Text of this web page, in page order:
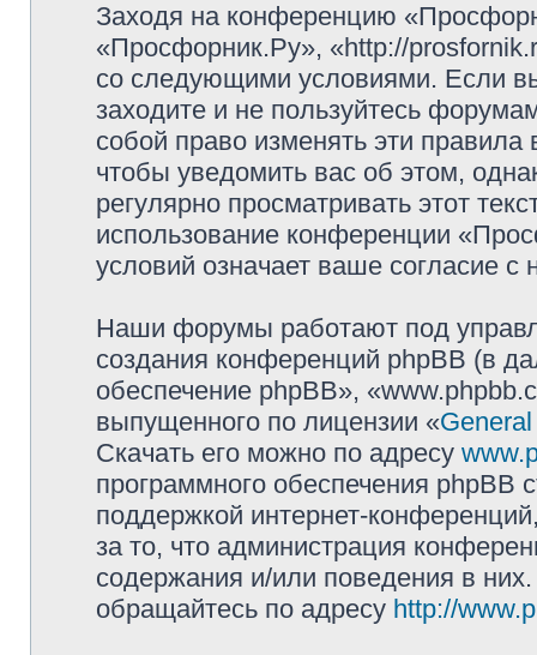
Заходя на конференцию
«Просфорник.Ру», «http://
со следующими условиями. Если
заходите и не пользуйтесь
собой право изменять эти
чтобы уведомить вас об этом,
регулярно просматривать этот
использование конференции
условий означает ваше согласие с
Наши форумы работают под
создания конференций phpBB (в
обеспечение phpBB»,
выпущенного по лицензии «
Скачать его можно по адресу
программного обеспечения phpBB
поддержкой интернет-
за то, что администрация
содержания и/или поведения в
обращайтесь по адресу http://